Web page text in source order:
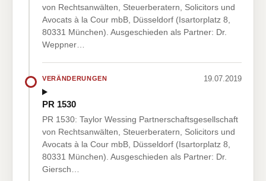
von Rechtsanwälten, Steuerberatern, Solicitors und
Avocats à la Cour mbB, Düsseldorf (Isartorplatz 8,
80331 München). Ausgeschieden als Partner: Dr.
Weppner…
VERÄNDERUNGEN 19.07.2019
PR 1530
PR 1530: Taylor Wessing Partnerschaftsgesellschaft
von Rechtsanwälten, Steuerberatern, Solicitors und
Avocats à la Cour mbB, Düsseldorf (Isartorplatz 8,
80331 München). Ausgeschieden als Partner: Dr.
Giersch…